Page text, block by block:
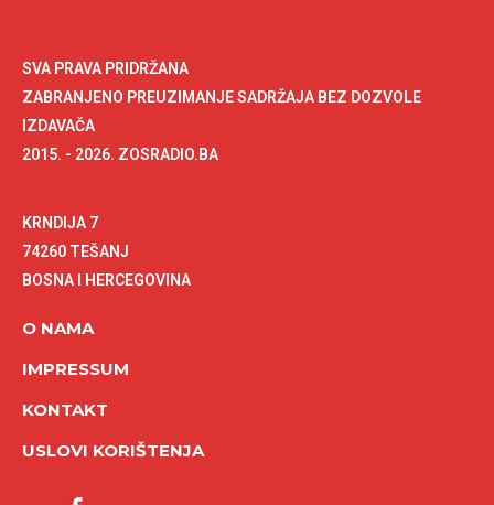
SVA PRAVA PRIDRŽANA
ZABRANJENO PREUZIMANJE SADRŽAJA BEZ DOZVOLE
IZDAVAČA
2015. - 2026. ZOSRADIO.BA
KRNDIJA 7
74260 TEŠANJ
BOSNA I HERCEGOVINA
O NAMA
IMPRESSUM
KONTAKT
USLOVI KORIŠTENJA